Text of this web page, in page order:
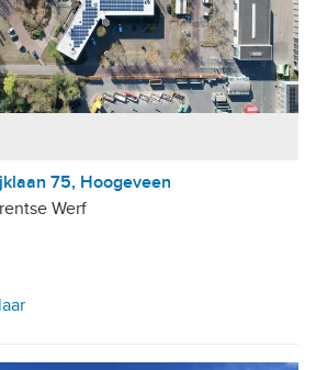
75, Hoogeveen
Werf